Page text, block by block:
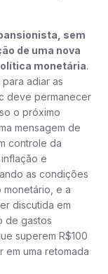
sem
de uma nova
monetária.
adiar as
deve permanecer
o próximo
mensagem de
controle da
e
as condições
e a
discutida em
de gastos
superem R$100
em uma retomada